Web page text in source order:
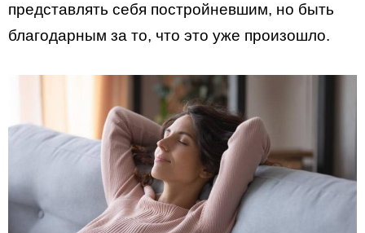
представлять себя постройневшим, но быть
благодарным за то, что это уже произошло.